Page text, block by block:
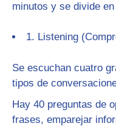
minutos y se divide
1. Listening
Se escuchan cuatro
tipos de
Hay 40 preguntas de
frases, emparejar